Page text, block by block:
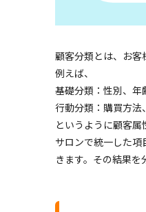
顧客分類とは、お客
例えば、
基礎分類：性別、
行動分類：購買方
というように顧客属
サロンで統一した
きます。その結果を